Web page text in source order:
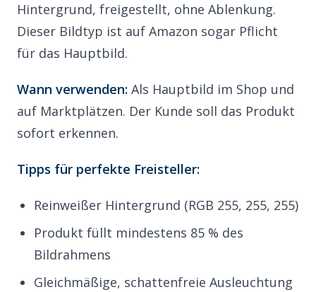
Hintergrund, freigestellt, ohne Ablenkung.
Dieser Bildtyp ist auf Amazon sogar Pflicht
für das Hauptbild.
Wann verwenden: Als Hauptbild im Shop und
auf Marktplätzen. Der Kunde soll das Produkt
sofort erkennen.
Tipps für perfekte Freisteller:
Reinweißer Hintergrund (RGB 255, 255, 255)
Produkt füllt mindestens 85 % des
Bildrahmens
Gleichmäßige, schattenfreie Ausleuchtung